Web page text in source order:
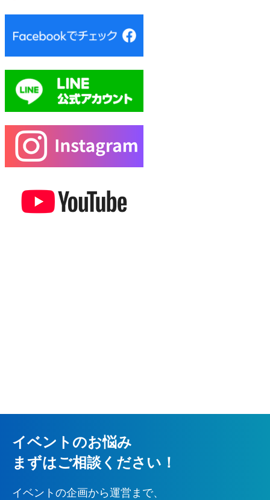
イベントのお悩み
まずはご相談ください！
イベントの企画から運営まで、